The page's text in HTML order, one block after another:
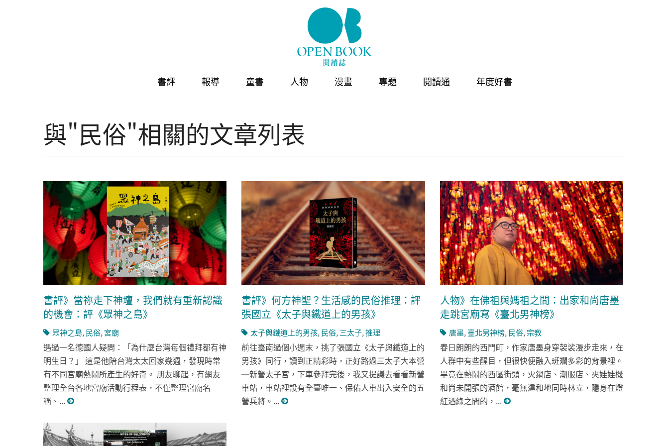
書評 報導 童書 人物 漫畫 專題 閱讀通 年度好書
與"民俗"相關的文章列表
書評》當祢走下神壇，我們就有重新認識
的機會：評《眾神之島》
眾神之島, 民俗, 宮廟
遇過一名德國人疑問：「為什麼台灣每個禮拜都有神
明生日？」 這是他陪台灣太太回家幾週，發現時常
有不同宮廟熱鬧所產生的好奇。 朋友聊起，有網友
整理全台各地宮廟活動行程表，不僅整理宮廟名
稱、...
書評》何方神聖？生活感的民俗推理：評
張國立《太子與鐵道上的男孩》
太子與鐵道上的男孩, 民俗, 三太子,推理
前往臺南過個小週末，挑了張國立《太子與鐵道上的
男孩》同行，讀到正精彩時，正好路過三太子大本營
─新營太子宮，下車參拜完後，我又提議去看看新營
車站，車站裡設有全臺唯一、保佑人車出入安全的五
營兵將。...
人物》在佛祖與媽祖之間：出家和尚唐墨
走跳宮廟寫《臺北男神榜》
唐墨, 臺北男神榜, 民俗, 宗教
春日朗朗的西門町，作家唐墨身穿袈裟漫步走來，在
人群中有些醒目，但很快便融入斑斕多彩的背景裡。
畢竟在熱鬧的西區街頭，火鍋店、潮服店、夾娃娃機
和尚未開張的酒館，毫無違和地同時林立，隱身在燈
紅酒綠之間的，...